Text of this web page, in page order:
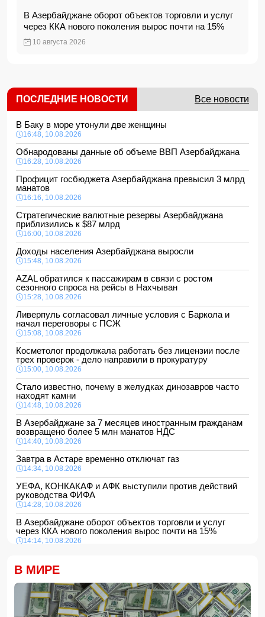
В Азербайджане оборот объектов торговли и услуг
через ККА нового поколения вырос почти на 15%
10 августа 2026
ПОСЛЕДНИЕ НОВОСТИ Все новости
В Баку в море утонули две женщины
16:48, 10.08.2026
Обнародованы данные об объеме ВВП Азербайджана
16:28, 10.08.2026
Профицит госбюджета Азербайджана превысил 3 млрд
манатов
16:16, 10.08.2026
Стратегические валютные резервы Азербайджана
приблизились к $87 млрд
16:00, 10.08.2026
Доходы населения Азербайджана выросли
15:48, 10.08.2026
AZAL обратился к пассажирам в связи с ростом
сезонного спроса на рейсы в Нахчыван
15:28, 10.08.2026
Ливерпуль согласовал личные условия с Баркола и
начал переговоры с ПСЖ
15:08, 10.08.2026
Косметолог продолжала работать без лицензии после
трех проверок - дело направили в прокуратуру
15:00, 10.08.2026
Стало известно, почему в желудках динозавров часто
находят камни
14:48, 10.08.2026
В Азербайджане за 7 месяцев иностранным гражданам
возвращено более 5 млн манатов НДС
14:40, 10.08.2026
Завтра в Астаре временно отключат газ
14:34, 10.08.2026
УЕФА, КОНКАКАФ и АФК выступили против действий
руководства ФИФА
14:28, 10.08.2026
В Азербайджане оборот объектов торговли и услуг
через ККА нового поколения вырос почти на 15%
14:14, 10.08.2026
Армении от оппозиции
В Сумгайыте 61-летний водитель умер за рулем
14:04, 10.08.2026
В МИРЕ